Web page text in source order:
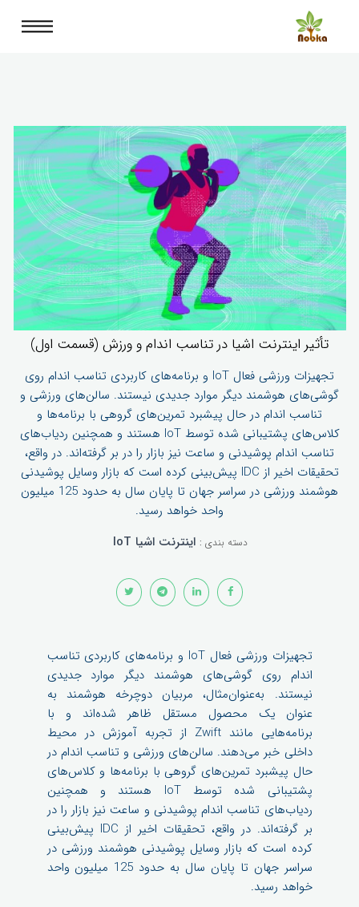
تأثیر اینترنت اشیا در تناسب اندام و ورزش (قسمت اول)
تجهیزات ورزشی فعال IoT و برنامه‌های کاربردی تناسب اندام روی
گوشی‌های هوشمند دیگر موارد جدیدی نیستند. سالن‌های ورزشی و
تناسب اندام در حال پیشبرد تمرین‌های گروهی با برنامه‌ها و
کلاس‌های پشتیبانی شده توسط IoT هستند و همچنین ردیاب‌های
تناسب اندام پوشیدنی و ساعت نیز بازار را در بر گرفته‌اند. در واقع،
تحقیقات اخیر از IDC پیش‌بینی کرده است که بازار وسایل پوشیدنی
هوشمند ورزشی در سراسر جهان تا پایان سال به حدود 125 میلیون
واحد خواهد رسید.
دسته بندی : اینترنت اشیا IoT
تجهیزات ورزشی فعال IoT و برنامه‌های کاربردی تناسب
اندام روی گوشی‌های هوشمند دیگر موارد جدیدی
نیستند. به‌عنوان‌مثال، مربیان دوچرخه هوشمند به
عنوان یک محصول مستقل ظاهر شده‌اند و با
برنامه‌هایی مانند Zwift از تجربه آموزش در محیط
داخلی خبر می‌دهند. سالن‌های ورزشی و تناسب اندام در
حال پیشبرد تمرین‌های گروهی با برنامه‌ها و کلاس‌های
پشتیبانی شده توسط IoT هستند و همچنین
ردیاب‌های تناسب اندام پوشیدنی و ساعت نیز بازار را در
بر گرفته‌اند. در واقع، تحقیقات اخیر از IDC پیش‌بینی
کرده است که بازار وسایل پوشیدنی هوشمند ورزشی در
سراسر جهان تا پایان سال به حدود 125 میلیون واحد
خواهد رسید.